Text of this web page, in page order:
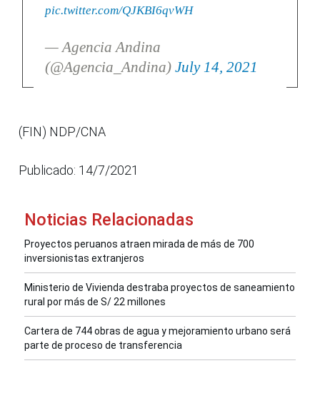
pic.twitter.com/QJKBI6qvWH
— Agencia Andina
(@Agencia_Andina) July 14, 2021
(FIN) NDP/CNA
Publicado: 14/7/2021
Noticias Relacionadas
Proyectos peruanos atraen mirada de más de 700
inversionistas extranjeros
Ministerio de Vivienda destraba proyectos de saneamiento
rural por más de S/ 22 millones
Cartera de 744 obras de agua y mejoramiento urbano será
parte de proceso de transferencia